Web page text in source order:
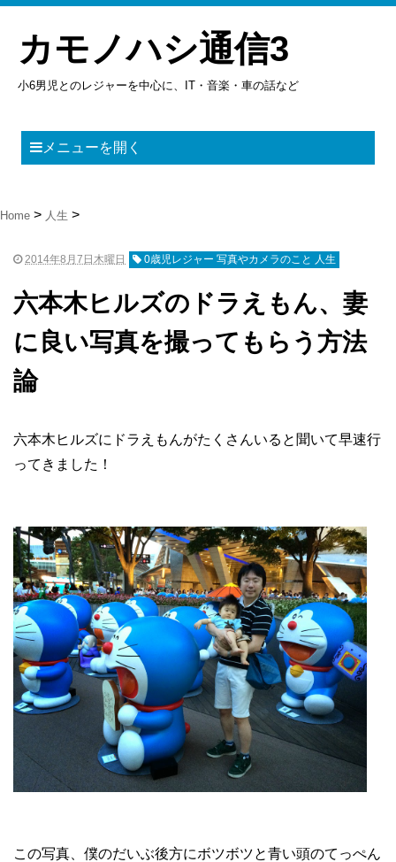
カモノハシ通信3
小6男児とのレジャーを中心に、IT・音楽・車の話など
メニューを開く
Home 人生
2014年8月7日木曜日 0歳児レジャー 写真やカメラのこと 人生
六本木ヒルズのドラえもん、妻
に良い写真を撮ってもらう方法
論
六本木ヒルズにドラえもんがたくさんいると聞いて早速行
ってきました！
この写真、僕のだいぶ後方にボツボツと青い頭のてっぺん